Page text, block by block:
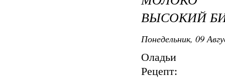
ВЫСОКИЙ
Понедельник, 09
Оладьи
Рецепт: